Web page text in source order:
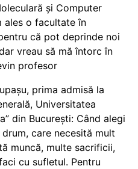
și Computer
ales o facultate în
că pot deprinde noi
vreau să mă întorc în
profesor
prima admisă la
Universitatea
din București: Când alegi
care necesită mult
muncă, multe sacrificii,
cu sufletul. Pentru